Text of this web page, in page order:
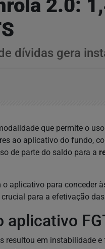
2.0:
dívidas gera
que permite o
ao aplicativo do fundo,
de parte do saldo para a
aplicativo para conceder
para a efetivação
aplicativo
resultou em instabilidade